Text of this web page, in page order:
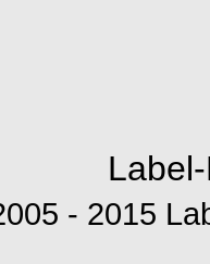
- 2015